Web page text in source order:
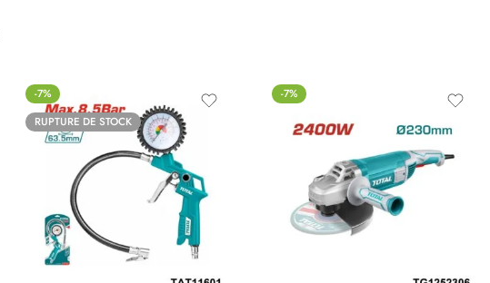
-7%
RUPTURE DE STOCK
-7%